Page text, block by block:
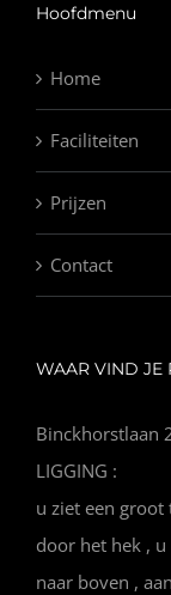
Hoofdmenu
Home
Faciliteiten
Prijzen
Contact
WAAR VIND JE
Binckhorstlaan
LIGGING :
u ziet een groot
door het hek ,
naar boven ,